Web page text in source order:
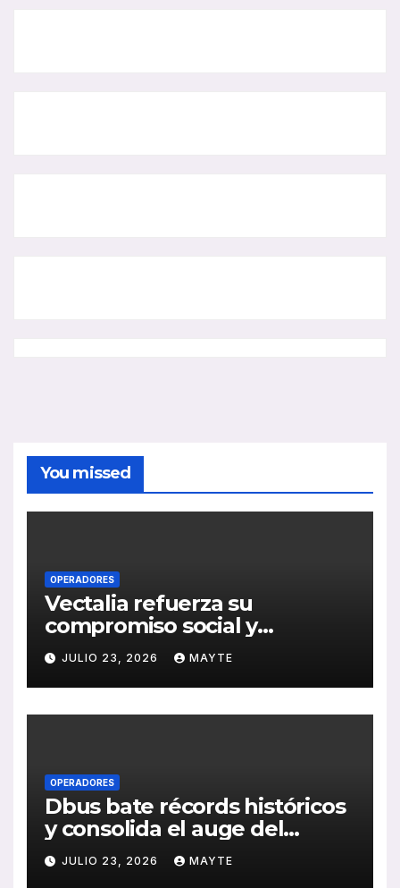
You missed
OPERADORES
Vectalia refuerza su
compromiso social y
medioambiental con la
publicación de su Memoria
de RSC 2025
JULIO 23, 2026 MAYTE
OPERADORES
Dbus bate récords históricos
y consolida el auge del
transporte público en San
Sebastián
JULIO 23, 2026 MAYTE